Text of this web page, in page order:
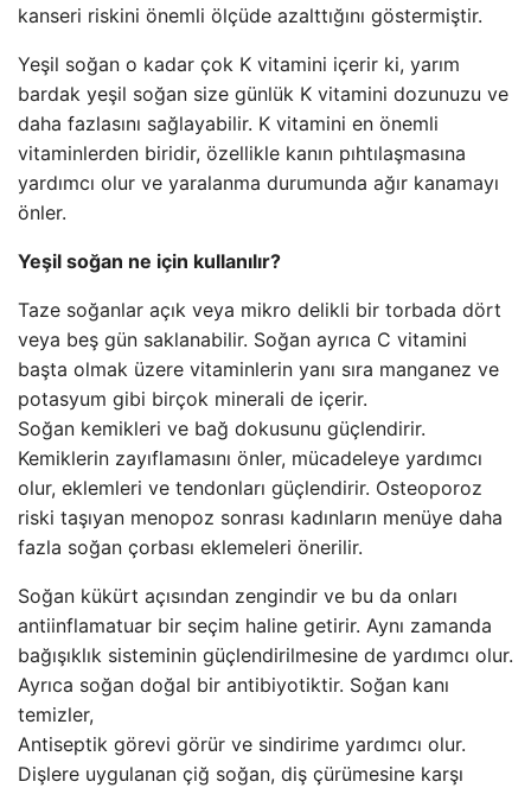
kanseri riskini önemli ölçüde azalttığını göstermiştir.
Yeşil soğan o kadar çok K vitamini içerir ki, yarım
bardak yeşil soğan size günlük K vitamini dozunuzu ve
daha fazlasını sağlayabilir. K vitamini en önemli
vitaminlerden biridir, özellikle kanın pıhtılaşmasına
yardımcı olur ve yaralanma durumunda ağır kanamayı
önler.
Yeşil soğan ne için kullanılır?
Taze soğanlar açık veya mikro delikli bir torbada dört
veya beş gün saklanabilir. Soğan ayrıca C vitamini
başta olmak üzere vitaminlerin yanı sıra manganez ve
potasyum gibi birçok minerali de içerir.
Soğan kemikleri ve bağ dokusunu güçlendirir.
Kemiklerin zayıflamasını önler, mücadeleye yardımcı
olur, eklemleri ve tendonları güçlendirir. Osteoporoz
riski taşıyan menopoz sonrası kadınların menüye daha
fazla soğan çorbası eklemeleri önerilir.
Soğan kükürt açısından zengindir ve bu da onları
antiinflamatuar bir seçim haline getirir. Aynı zamanda
bağışıklık sisteminin güçlendirilmesine de yardımcı olur.
Ayrıca soğan doğal bir antibiyotiktir. Soğan kanı
temizler,
Antiseptik görevi görür ve sindirime yardımcı olur.
Dişlere uygulanan çiğ soğan, diş çürümesine karşı